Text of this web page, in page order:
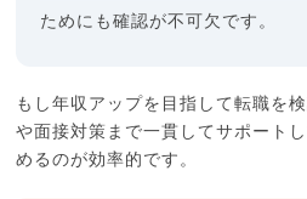
ためにも確認が不可欠です。
もし年収アップを目指して転職を
や面接対策まで一貫してサポート
めるのが効率的です。